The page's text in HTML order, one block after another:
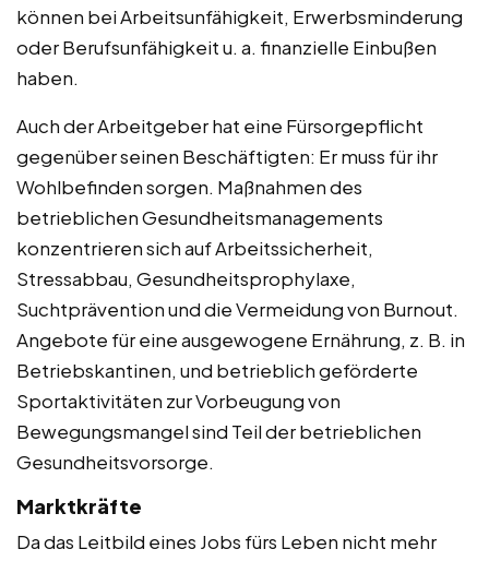
können bei Arbeitsunfähigkeit, Erwerbsminderung
oder Berufsunfähigkeit u. a. finanzielle Einbußen
haben.
Auch der Arbeitgeber hat eine Fürsorgepflicht
gegenüber seinen Beschäftigten: Er muss für ihr
Wohlbefinden sorgen. Maßnahmen des
betrieblichen Gesundheitsmanagements
konzentrieren sich auf Arbeitssicherheit,
Stressabbau, Gesundheitsprophylaxe,
Suchtprävention und die Vermeidung von Burnout.
Angebote für eine ausgewogene Ernährung, z. B. in
Betriebskantinen, und betrieblich geförderte
Sportaktivitäten zur Vorbeugung von
Bewegungsmangel sind Teil der betrieblichen
Gesundheitsvorsorge.
Marktkräfte
Da das Leitbild eines Jobs fürs Leben nicht mehr